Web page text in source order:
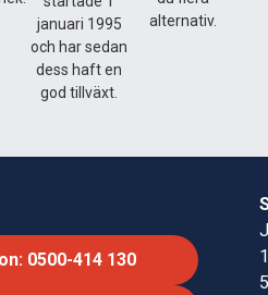
januari 1995
och har sedan
dess haft en
god tillväxt.
alternativ.
0500-414 130